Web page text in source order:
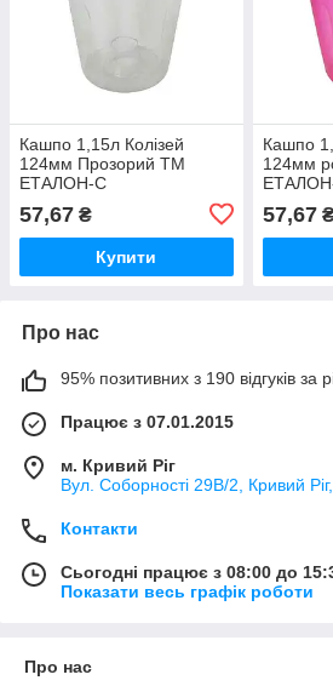
Кашпо 1,15л Колізей
124мм Прозорий ТМ
ЕТАЛОН-С
57,67 ₴
Купити
Кашпо
124мм
57,67
Про нас
95% позитивних з 190 відгуків за
Працює з 07.01.2015
м. Кривий Ріг
Вул. Соборності 29В/2, Кривий
Контакти
Сьогодні працює з 08:00 до
Показати весь графік роботи
Про нас